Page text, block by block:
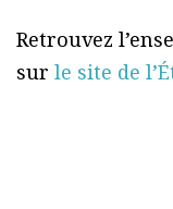
Retrouvez
sur le site de